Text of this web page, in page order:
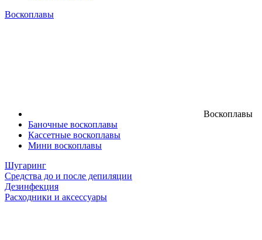
Воскоплавы
Воскоплавы
Баночные воскоплавы
Кассетные воскоплавы
Мини воскоплавы
Шугаринг
Средства до и после депиляции
Дезинфекция
Расходники и аксессуары